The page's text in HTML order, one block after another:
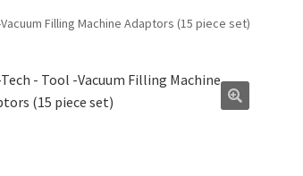
Vacuum Filling Machine Adaptors (15 piece set)